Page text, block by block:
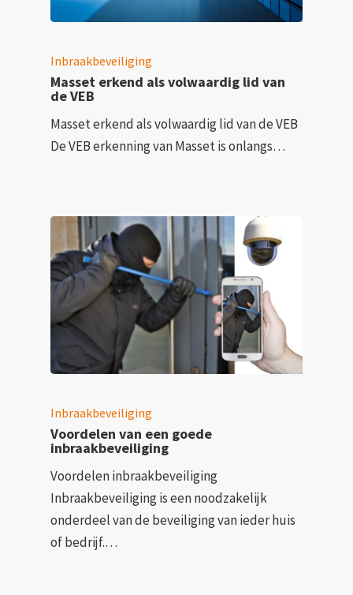
Inbraakbeveiliging
Masset erkend als volwaardig lid van
de VEB
Masset erkend als volwaardig lid van de VEB
De VEB erkenning van Masset is onlangs…
Inbraakbeveiliging
Voordelen van een goede
inbraakbeveiliging
Voordelen inbraakbeveiliging
Inbraakbeveiliging is een noodzakelijk
onderdeel van de beveiliging van ieder huis
of bedrijf.…